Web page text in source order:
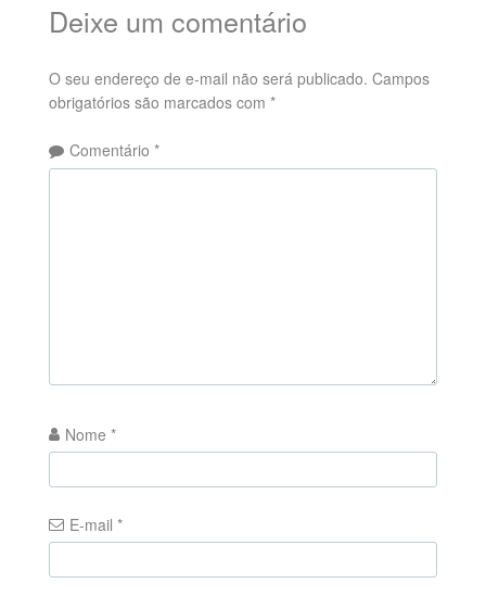
Deixe um comentário
O seu endereço de e-mail não será publicado. Campos
obrigatórios são marcados com *
Comentário *
Nome *
E-mail *